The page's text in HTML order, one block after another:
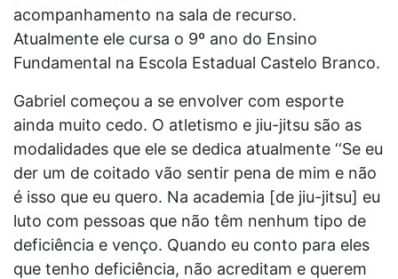
acompanhamento na sala de recurso.
Atualmente ele cursa o 9º ano do Ensino
Fundamental na Escola Estadual Castelo Branco.
Gabriel começou a se envolver com esporte
ainda muito cedo. O atletismo e jiu-jitsu são as
modalidades que ele se dedica atualmente ‘‘Se eu
der um de coitado vão sentir pena de mim e não
é isso que eu quero. Na academia [de jiu-jitsu] eu
luto com pessoas que não têm nenhum tipo de
deficiência e venço. Quando eu conto para eles
que tenho deficiência, não acreditam e querem